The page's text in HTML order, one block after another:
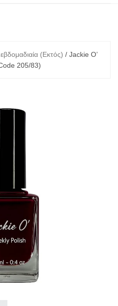
(Εκτός) / Jackie O’
205/83)